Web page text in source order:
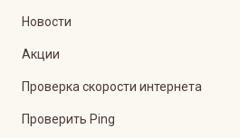
Новости
Акции
Проверка скорости интернета
Проверить Ping